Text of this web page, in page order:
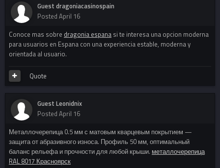
Guest dragoniacasinospain
Posted April 16
Conoce mas sobre dragonia espana si te interesa una opcion moderna
para usuarios en Espana con una experiencia estable, moderna y
orientada al usuario.
Quote
Guest Leonidnix
Posted April 16
Металлочерепица 0.5 мм с матовым кварцевым покрытием —
защита от абразивного износа. Профиль 50 мм, оптимальный
баланс рельефа и прочности для любой крыши. металлочерепица
RAL 8017 Красноярск